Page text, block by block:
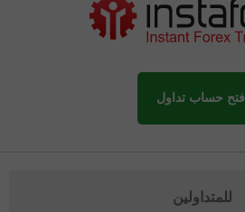
افتح حساب تداول
للمتداولين